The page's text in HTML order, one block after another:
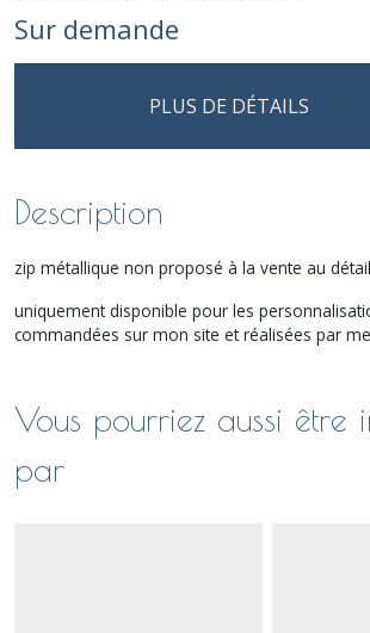
Sur demande
PLUS DE DÉTAILS
Description
zip métallique non proposé à la vente au détail
uniquement disponible pour les
commandées sur mon site et réalisées par
Vous pourriez aussi être
par